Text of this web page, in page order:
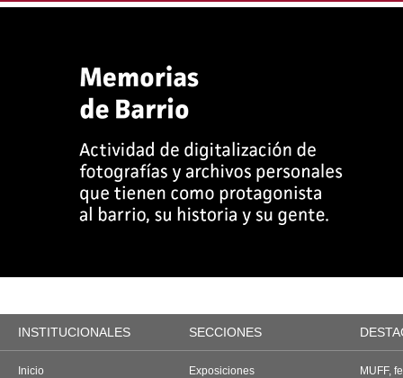
INSTITUCIONALES SECCIONES
Inicio
Exposiciones
MUFF,